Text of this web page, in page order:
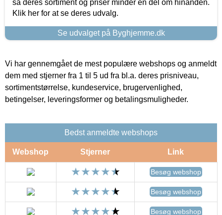
så deres sortiment og priser minder en del om hinanden.
Klik her for at se deres udvalg.
Se udvalget på Byghjemme.dk
Vi har gennemgået de mest populære webshops og anmeldt
dem med stjerner fra 1 til 5 ud fra bl.a. deres prisniveau,
sortimentstørrelse, kundeservice, brugervenlighed,
betingelser, leveringsformer og betalingsmuligheder.
Bedst anmeldte webshops
Webshop Stjerner Link
Besøg webshop
Besøg webshop
Besøg webshop